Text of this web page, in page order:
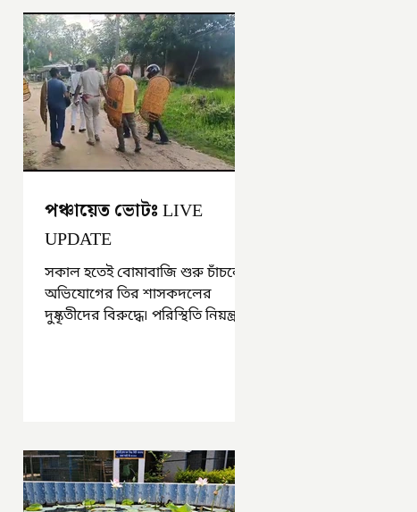
পঞ্চায়েত ভোটঃ LIVE
UPDATE
সকাল হতেই বোমাবাজি শুরু চাঁচলে৷
অভিযোগের তির শাসকদলের
দুষ্কৃতীদের বিরুদ্ধে৷ পরিস্থিতি নিয়ন্ত্রণে